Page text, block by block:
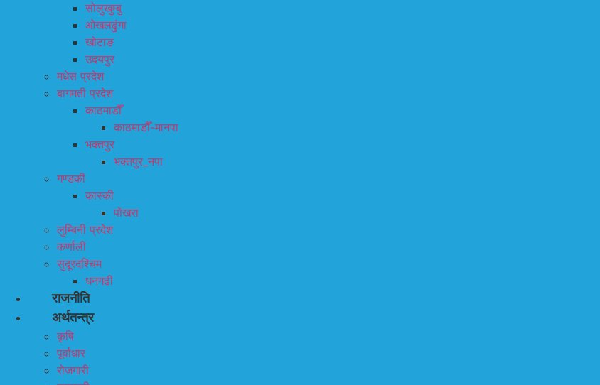
सोलुखुम्बु
ओखलढुंगा
खोटाङ
उदयपुर
मधेस प्रदेश
बागमती प्रदेश
काठमाडौँ
काठमाडौँ-मानपा
भक्तपुर
भक्तपुर_नपा
गण्डकी
कास्की
पोखरा
लुम्बिनी प्रदेश
कर्णाली
सुदूरदश्चिम
धनगढी
राजनीति
अर्थतन्त्र
कृषि
पूर्वाधार
रोजगारी